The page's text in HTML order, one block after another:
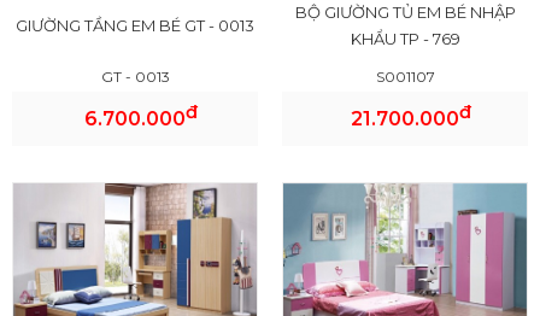
GIƯỜNG TẦNG EM BÉ GT - 0013
GT - 0013
6.700.000đ
BỘ GIƯỜNG TỦ EM BÉ NHẬP
KHẨU TP - 769
S001107
21.700.000đ